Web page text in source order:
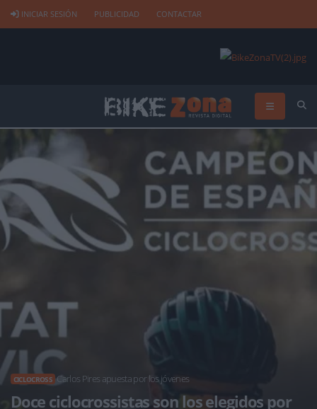
INICIAR SESIÓN PUBLICIDAD CONTACTAR
CICLOCROSS Carlos Pires apuesta por los jóvenes
Doce ciclocrossistas son los elegidos por